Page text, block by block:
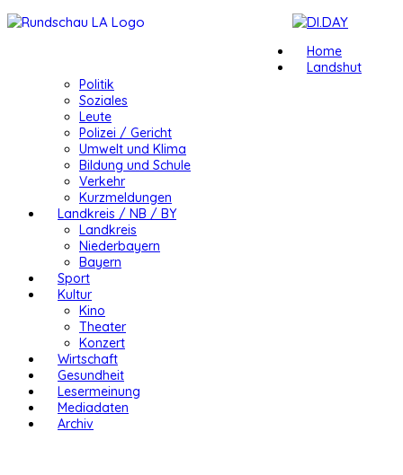
Home
Landshut
Politik
Soziales
Leute
Polizei / Gericht
Umwelt und Klima
Bildung und Schule
Verkehr
Kurzmeldungen
Landkreis / NB / BY
Landkreis
Niederbayern
Bayern
Sport
Kultur
Kino
Theater
Konzert
Wirtschaft
Gesundheit
Lesermeinung
Mediadaten
Archiv